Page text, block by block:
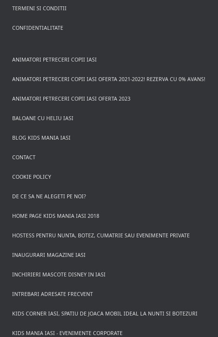
TERMENI SI CONDITII
CONFIDENTIALITATE
ANIMATORI PETRECERI COPII IASI
ANIMATORI PETRECERI COPII IASI OFERTA 2021-2022! REZERVA CU 0% AVANS!
ANIMATORI PETRECERI COPII IASI OFERTA 2023
BALOANE CU HELIU IASI
BLOG KIDS MANIA IASI
CONTACT
COOKIE POLICY
DE CE SA NE ALEGETI PE NOI?
HOME PAGE KIDS MANIA IASI 2018
HOSTESS PENTRU NUNTA, BOTEZ, CUMATRIE SAU EVENIMENTE PRIVATE
INAUGURARI MAGAZINE IASI
INCHIRIERI MASCOTE DISNEY IN IASI
INTREBARI ADRESATE FRECVENT
KIDS CORNER IASI, SPATIU DE JOACA MOBIL IDEAL LA NUNTI SI BOTEZURI
KIDS MANIA IASI - EVENIMENTE CORPORATE